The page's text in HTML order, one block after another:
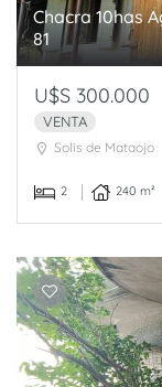
Chacra 10has
81
U$S 300.000
VENTA
Solis de Mataojo
2 240 m²